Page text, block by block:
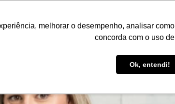
melhorar o desempenho, analisar
concorda com o uso
Ok, entendi!